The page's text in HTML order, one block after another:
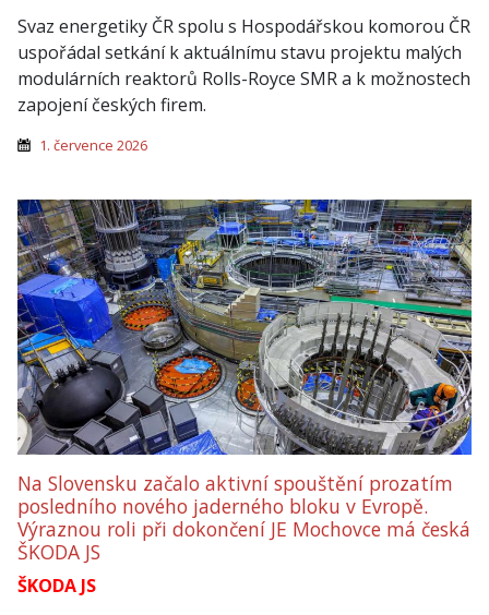
Svaz energetiky ČR spolu s Hospodářskou komorou ČR
uspořádal setkání k aktuálnímu stavu projektu malých
modulárních reaktorů Rolls-Royce SMR a k možnostech
zapojení českých firem.
1. července 2026
Na Slovensku začalo aktivní spouštění prozatím
posledního nového jaderného bloku v Evropě.
Výraznou roli při dokončení JE Mochovce má česká
ŠKODA JS
ŠKODA JS